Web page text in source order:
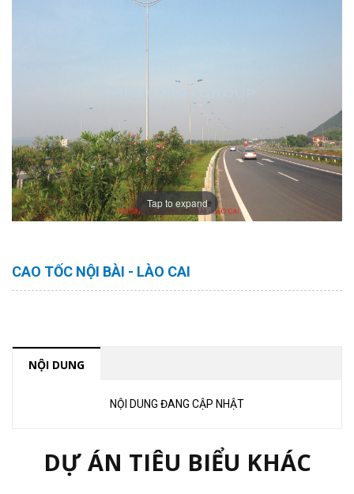
Tap to expand
CAO TỐC NỘI BÀI - LÀO CAI
NỘI DUNG
NỘI DUNG ĐANG CẬP NHẬT
DỰ ÁN TIÊU BIỂU KHÁC